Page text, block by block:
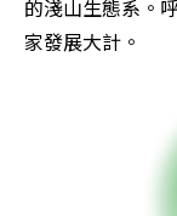
的淺山生態系。
家發展大計。